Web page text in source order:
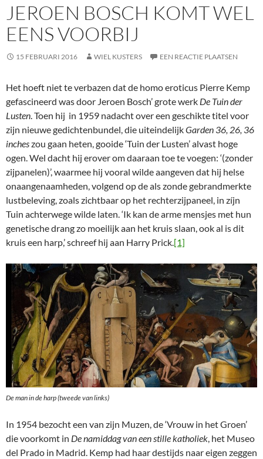
JEROEN BOSCH KOMT WEL
EENS VOORBIJ
15 FEBRUARI 2016 WIEL KUSTERS EEN REACTIE PLAATSEN
Het hoeft niet te verbazen dat de homo eroticus Pierre Kemp
gefascineerd was door Jeroen Bosch’ grote werk De Tuin der
Lusten. Toen hij in 1959 nadacht over een geschikte titel voor
zijn nieuwe gedichtenbundel, die uiteindelijkGarden 36, 26, 36
incheszou gaan heten, gooide ‘Tuin der Lusten’ alvast hoge
ogen. Wel dacht hij erover om daaraan toe te voegen: ‘(zonder
zijpanelen)’, waarmee hij vooral wilde aangeven dat hij helse
onaangenaamheden, volgend op de als zonde gebrandmerkte
lustbeleving, zoals zichtbaar op het rechterzijpaneel, in zíjn
Tuin achterwege wilde laten. ‘Ik kan de arme mensjes met hun
genetische drang zo moeilijk aan het kruis slaan, ook al is dit
kruis een harp,’ schreef hij aan Harry Prick.[1]
De man in de harp (tweede van links)
In 1954 bezocht een van zijn Muzen, de ‘Vrouw in het Groen’
die voorkomt in De namiddag van een stille katholiek, het Museo
del Prado in Madrid. Kemp had haar destijds naar eigen zeggen